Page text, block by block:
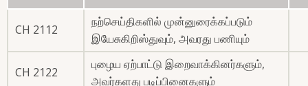
CH 2112
நற்செய்திகளில் முன்னுரைக்கப்படும்
இயேசுகிறிஸ்துவும், அவரது பணியும்
CH 2122
புழைய ஏற்பாட்டு இறைவாக்கினர்களும்,
அவர்களது படிப்பினைகளும்